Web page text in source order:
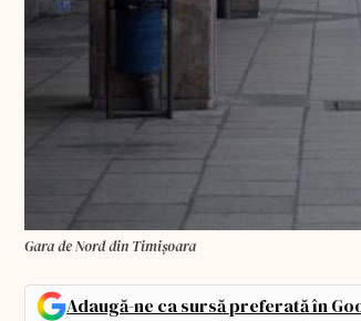
Gara de Nord din Timișoara
Adaugă-ne ca sursă preferată în